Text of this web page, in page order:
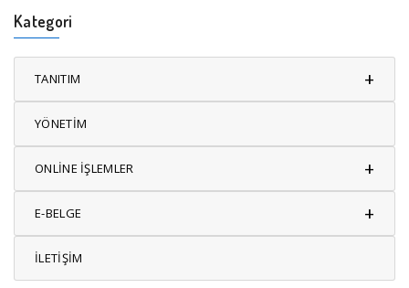
Kategori
TANITIM +
YÖNETİM
ONLİNE İŞLEMLER +
E-BELGE +
İLETİŞİM